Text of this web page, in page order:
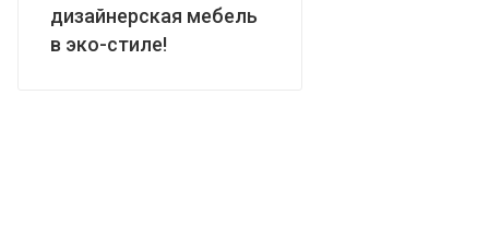
дизайнерская мебель
в эко-стиле!